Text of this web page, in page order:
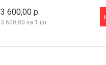
3 600,00 р.
3 600,00 за 1 шт.